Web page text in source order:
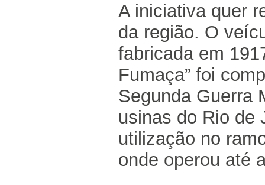
A iniciativa quer
da região. O
fabricada em
Fumaça” foi
Segunda Guerra
usinas do Rio de
utilização no
onde operou até